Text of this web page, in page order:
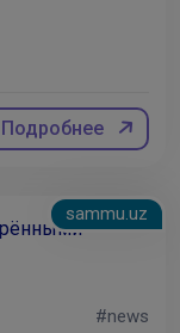
Подробнее В
sammu.uz
#news